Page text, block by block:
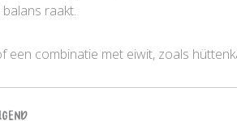
raakt.
combinatie met eiwit, zoals